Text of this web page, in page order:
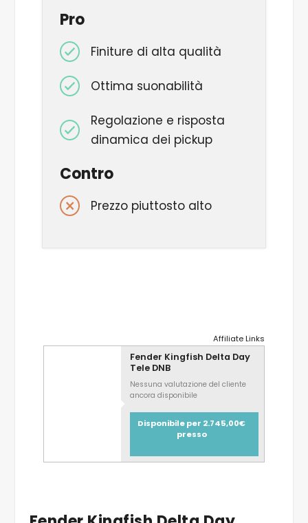
Pro
Finiture di alta qualità
Ottima suonabilità
Regolazione e risposta
dinamica dei pickup
Contro
Prezzo piuttosto alto
Affiliate Links
Fender Kingfish Delta Day
Tele DNB
Nessuna valutazione del cliente
ancora disponibile
Disponibile per 2.745,00€
presso